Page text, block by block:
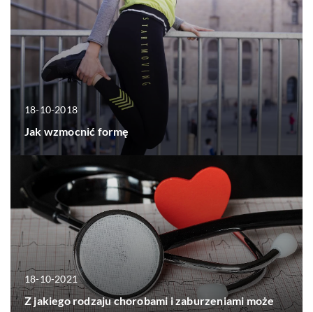
18-10-2018
Jak wzmocnić formę
18-10-2021
Z jakiego rodzaju chorobami i zaburzeniami może